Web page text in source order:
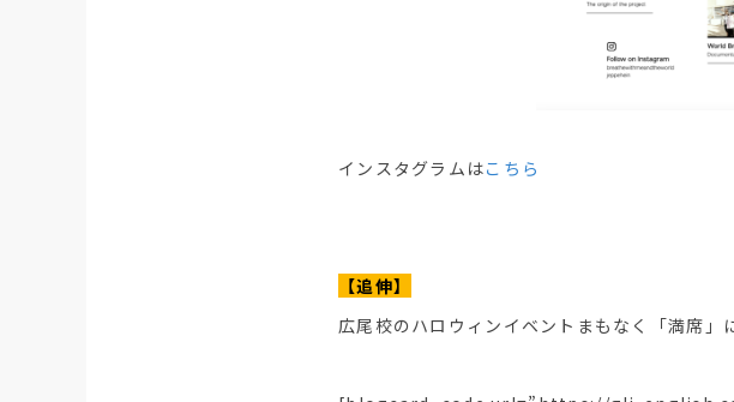
インスタグラムはこちら
【追伸】
広尾校のハロウィンイベントまもなく「満席」